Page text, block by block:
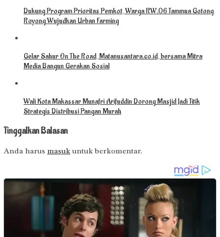
Dukung Program Prioritas Pemkot, Warga RW.06 Tammua Gotong
Royong Wujudkan Urban Farming
Gelar Sahur On The Road, Matanusantara.co.id, bersama Mitra
Media Bangun Gerakan Sosial
Wali Kota Makassar Munafri Arifuddin Dorong Masjid Jadi Titik
Strategis Distribusi Pangan Murah
Tinggalkan Balasan
Anda harus masuk untuk berkomentar.